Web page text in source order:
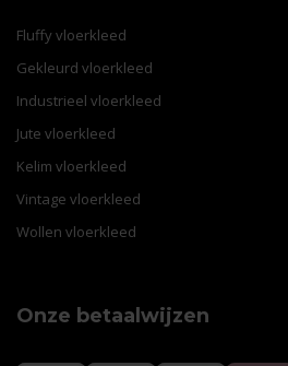
Fluffy vloerkleed
Gekleurd vloerkleed
Industrieel vloerkleed
Jute vloerkleed
Kelim vloerkleed
Vintage vloerkleed
Wollen vloerkleed
Onze betaalwijzen